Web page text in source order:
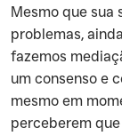
‍Mesmo que
problemas,
fazemos
um consenso e
mesmo em
perceberem